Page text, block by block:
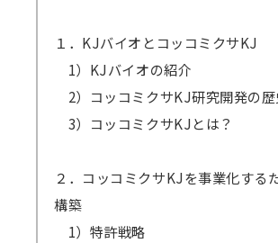
１．KJバイオとコッコミクサKJ
1）KJバイオの紹介
2）コッコミクサKJ研究開発の歴
3）コッコミクサKJとは？
２．コッコミクサKJを事業化する
構築
1）特許戦略